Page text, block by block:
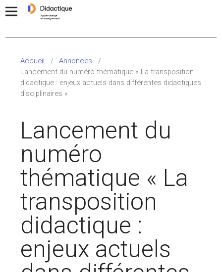
Accueil / Annonces
/
Lancement du numéro thématique « La transposition
didactique : enjeux actuels dans différentes didactiques
disciplinaires »
Lancement du
numéro
thématique « La
transposition
didactique :
enjeux actuels